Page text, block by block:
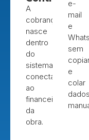
A
cobrança
nasce
dentro
do
sistema,
conectada
ao
financeiro
da
obra.
e-
mail
e
sem
e
colar
dados